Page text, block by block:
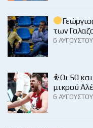
των
6
⛹️Οι 50
μικρού
6